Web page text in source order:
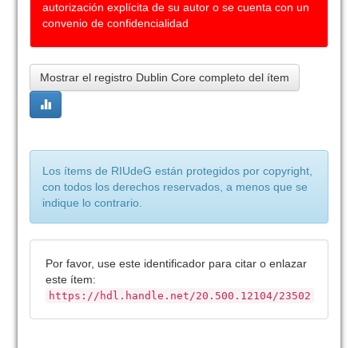
autorización explícita de su autor o se cuenta con un
convenio de confidencialidad
Mostrar el registro Dublin Core completo del ítem
Los ítems de RIUdeG están protegidos por copyright,
con todos los derechos reservados, a menos que se
indique lo contrario.
Por favor, use este identificador para citar o enlazar
este ítem:
https://hdl.handle.net/20.500.12104/23502